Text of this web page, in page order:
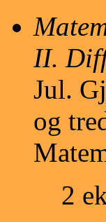
II.
Jul.
og
2